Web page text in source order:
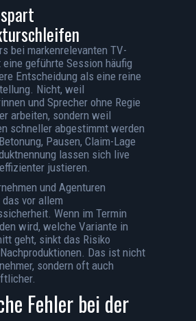
bei markenrelevanten TV-
geführte Session häufig
Entscheidung als eine reine
Nicht, weil
und Sprecher ohne Regie
arbeiten, sondern weil
schneller abgestimmt werden
Pausen, Claim-Lage
lassen sich live
justieren.
und Agenturen
vor allem
Wenn im Termin
wird, welche Variante in
geht, sinkt das Risiko
Das ist nicht
sondern oft auch
Fehler bei der